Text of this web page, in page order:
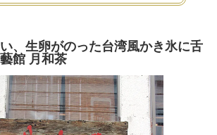
、生卵がのった台湾風かき氷に舌
館 月和茶